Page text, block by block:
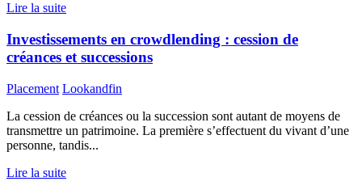
Lire la suite
Investissements en crowdlending : cession de
créances et successions
Placement Lookandfin
La cession de créances ou la succession sont autant de moyens de
transmettre un patrimoine. La première s’effectuent du vivant d’une
personne, tandis...
Lire la suite